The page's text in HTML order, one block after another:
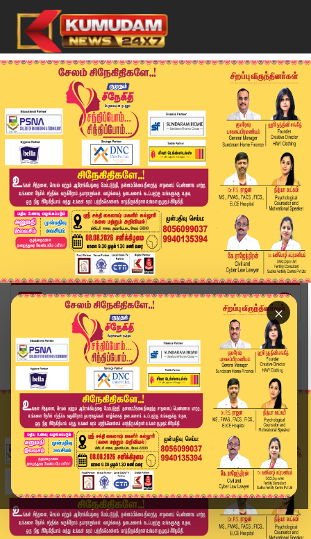
×
Home
வீடியோ ஸ்டோரி
விஜய்யிடம் கொடுக்கப்பட்ட மனு கடிதம்... பத்திரமா...